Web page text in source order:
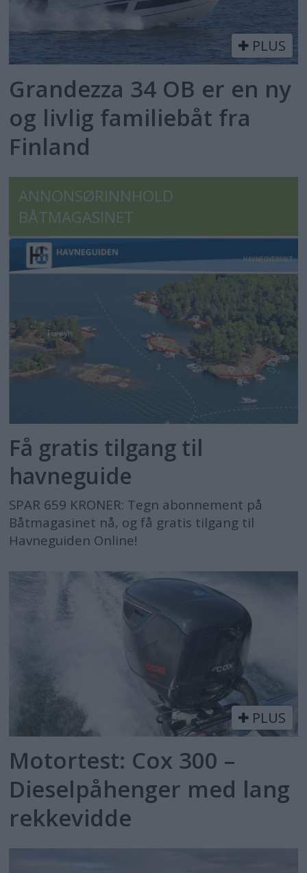
PLUS
Grandezza 34 OB er en ny
og livlig familiebåt fra
Finland
ANNONSØRINNHOLD
BÅTMAGASINET
Få gratis tilgang til
havneguide
SPAR 659 KRONER: Tegn abonnement på
Båtmagasinet nå, og få gratis tilgang til
Havneguiden Online!
PLUS
Motortest: Cox 300 –
Dieselpåhenger med lang
rekkevidde